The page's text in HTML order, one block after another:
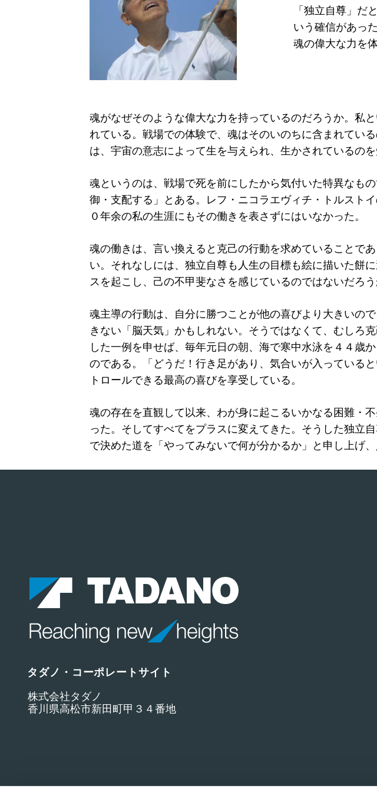
「独立自尊」だ
いう確信があっ
魂の偉大な力を
魂がなぜそのような偉大な力を持っているのだろうか。私
れている。戦場での体験で、魂はそのいのちに含まれてい
は、宇宙の意志によって生を与えられ、生かされているの
魂というのは、戦場で死を前にしたから気付いた特異なも
御・支配する」とある。レフ・ニコラエヴィチ・トルスト
０年余の私の生涯にもその働きを表さずにはいなかった。
魂の働きは、言い換えると克己の行動を求めていることで
い。それなしには、独立自尊も人生の目標も絵に描いた餅
スを起こし、己の不甲斐なさを感じているのではないだろう
魂主導の行動は、自分に勝つことが他の喜びより大きいの
きない「脳天気」かもしれない。そうではなくて、むしろ
した一例を申せば、毎年元日の朝、海で寒中水泳を４４歳
のである。「どうだ！行き足があり、気合いが入っている
トロールできる最高の喜びを享受している。
魂の存在を直観して以来、わが身に起こるいかなる困難・
った。そしてすべてをプラスに変えてきた。そうした独立
で決めた道を「やってみないで何が分かるか」と申し上げ
タダノ・コーポレートサイト
株式会社タダノ
香川県高松市新田町甲３４番地